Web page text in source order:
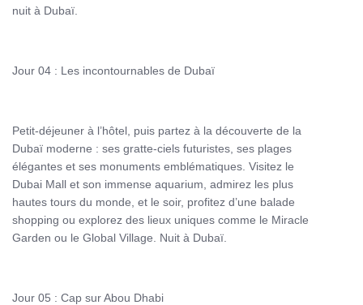
nuit à Dubaï.
Jour 04 : Les incontournables de Dubaï
Petit-déjeuner à l’hôtel, puis partez à la découverte de la
Dubaï moderne : ses gratte-ciels futuristes, ses plages
élégantes et ses monuments emblématiques. Visitez le
Dubai Mall et son immense aquarium, admirez les plus
hautes tours du monde, et le soir, profitez d’une balade
shopping ou explorez des lieux uniques comme le Miracle
Garden ou le Global Village. Nuit à Dubaï.
Jour 05 : Cap sur Abou Dhabi